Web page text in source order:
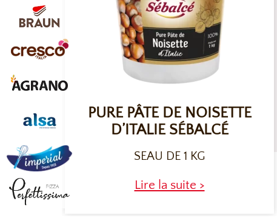
PURE PÂTE DE NOISETTE
D’ITALIE SÉBALCÉ
SEAU DE 1 KG
Lire la suite >